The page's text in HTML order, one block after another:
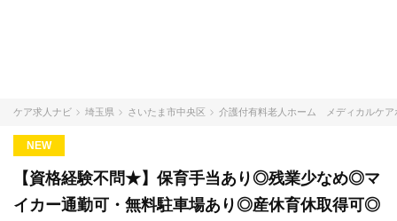
ケア求人ナビ 埼玉県 さいたま市中央区 介護付有料老人ホーム メディカルケア
NEW
【資格経験不問★】保育手当あり◎残業少なめ◎マ
イカー通勤可・無料駐車場あり◎産休育休取得可◎